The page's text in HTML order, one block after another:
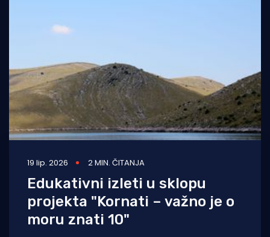
19 lip. 2026 2 MIN. ČITANJA
Edukativni izleti u sklopu
projekta "Kornati – važno je o
moru znati 10"